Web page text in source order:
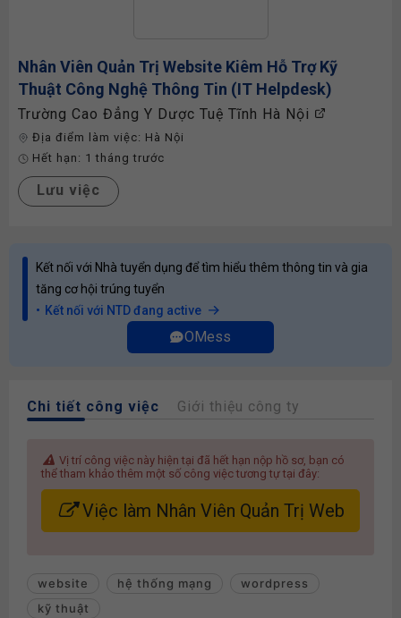
Nhân Viên Quản Trị WebSite Kiêm Hỗ Trợ Kỹ
Thuật Công Nghệ Thông Tin (IT Helpdesk)
Trường Cao Đẳng Y Dược Tuệ Tĩnh Hà Nội
Địa điểm làm việc: Hà Nội
Hết hạn: 1 tháng trước
Lưu việc
Kết nối với Nhà tuyển dụng để tìm hiểu thêm thông tin và gia
tăng cơ hội trúng tuyển
Kết nối với NTD đang active
OMess
Chi tiết công việc Giới thiệu công ty
Vị trí công việc này hiện tại đã hết hạn nộp hồ sơ, bạn có
thể tham khảo thêm một số công việc tương tự tại đây:
Việc làm Nhân Viên Quản Trị Web
website hệ thống mạng
wordpress
kỹ thuật